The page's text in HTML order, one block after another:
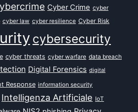
Cyber Crime cyber
cyber law cyber resilience Cyber Risk
cybersecurity
cyber threats cyber warfare data breach
Digital Forensics digital
Response information security
Intelligenza Artificiale IoT